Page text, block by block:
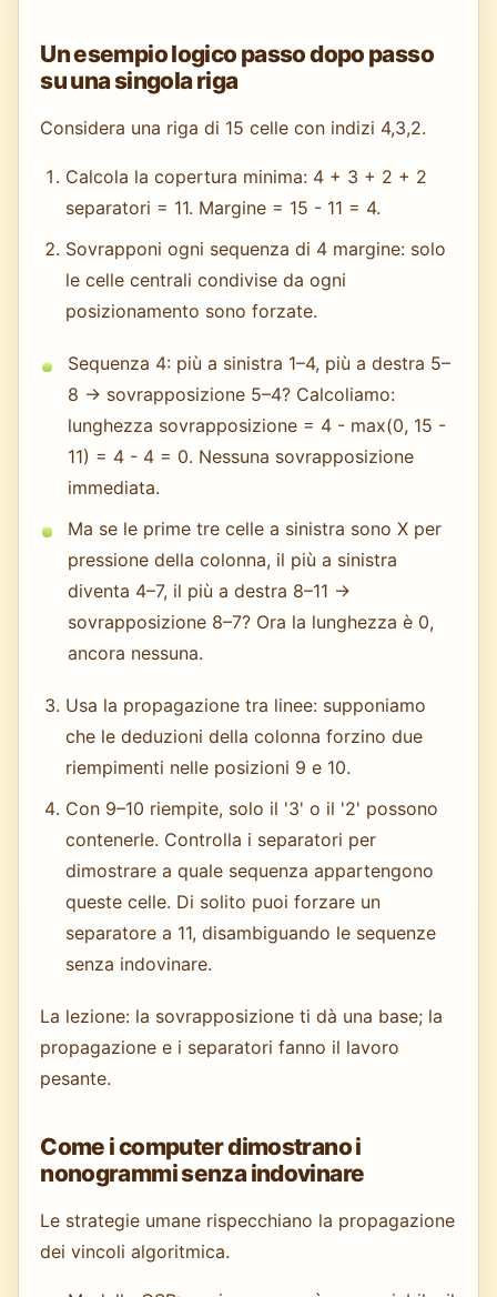
Un esempio logico passo dopo passo
su una singola riga
Considera una riga di 15 celle con indizi 4,3,2.
Calcola la copertura minima: 4 + 3 + 2 + 2
separatori = 11. Margine = 15 - 11 = 4.
Sovrapponi ogni sequenza di 4 margine: solo
le celle centrali condivise da ogni
posizionamento sono forzate.
Sequenza 4: più a sinistra 1–4, più a destra 5–
8 → sovrapposizione 5–4? Calcoliamo:
lunghezza sovrapposizione = 4 - max(0, 15 -
11) = 4 - 4 = 0. Nessuna sovrapposizione
immediata.
Ma se le prime tre celle a sinistra sono X per
pressione della colonna, il più a sinistra
diventa 4–7, il più a destra 8–11 →
sovrapposizione 8–7? Ora la lunghezza è 0,
ancora nessuna.
Usa la propagazione tra linee: supponiamo
che le deduzioni della colonna forzino due
riempimenti nelle posizioni 9 e 10.
Con 9–10 riempite, solo il '3' o il '2' possono
contenerle. Controlla i separatori per
dimostrare a quale sequenza appartengono
queste celle. Di solito puoi forzare un
separatore a 11, disambiguando le sequenze
senza indovinare.
La lezione: la sovrapposizione ti dà una base; la
propagazione e i separatori fanno il lavoro
pesante.
Come i computer dimostrano i
nonogrammi senza indovinare
Le strategie umane rispecchiano la propagazione
dei vincoli algoritmica.